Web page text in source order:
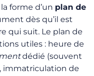
forme d’un plan de
dès qu’il est
qui suit. Le plan de
utiles : heure de
dédié (souvent
immatriculation de